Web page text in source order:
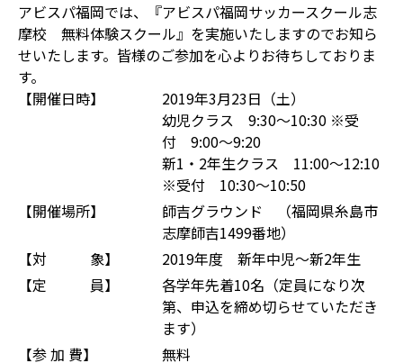
アビスパ福岡では、『アビスパ福岡サッカースクール志
摩校 無料体験スクール』を実施いたしますのでお知ら
せいたします。皆様のご参加を心よりお待ちしておりま
す。
【開催日時】
2019年3月23日（土）
幼児クラス 9:30～10:30 ※受
付 9:00～9:20
新1・2年生クラス 11:00～12:10
※受付 10:30～10:50
【開催場所】
師吉グラウンド （福岡県糸島市
志摩師吉1499番地）
【対 象】
2019年度 新年中児～新2年生
【定 員】
各学年先着10名（定員になり次
第、申込を締め切らせていただき
ます）
【参 加 費】
無料